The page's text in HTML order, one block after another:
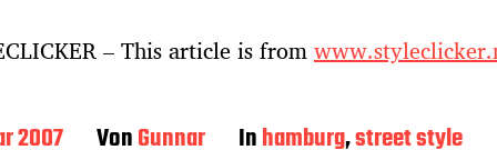
– This article is from
2007 VonGunnar Inhamburg,street style